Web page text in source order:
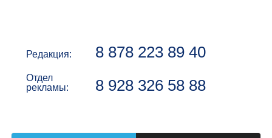
Редакция: 8 878 223 89 40
Отдел
рекламы:
8 928 326 58 88